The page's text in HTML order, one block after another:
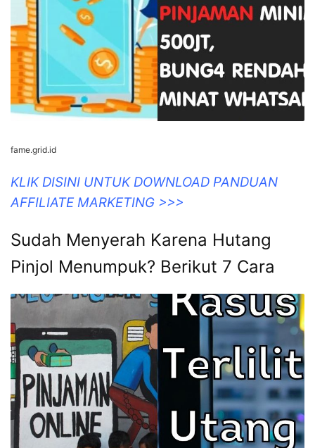
fame.grid.id
KLIK DISINI UNTUK DOWNLOAD PANDUAN
AFFILIATE MARKETING >>>
Sudah Menyerah Karena Hutang
Pinjol Menumpuk? Berikut 7 Cara